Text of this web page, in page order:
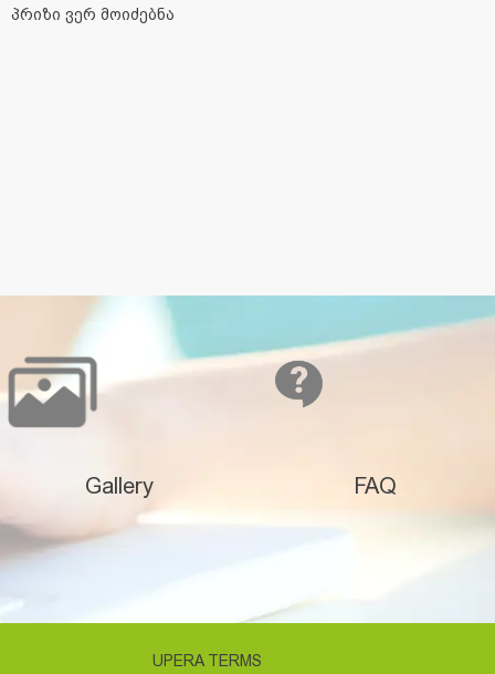
პრიზი ვერ მოიძებნა
Gallery FAQ
UPERA TERMS